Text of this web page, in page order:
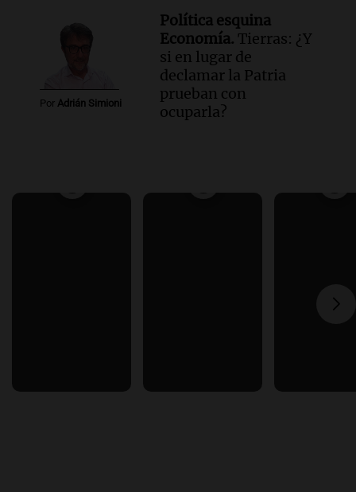
Por Adrián Simioni
Política esquina
Economía. Tierras: ¿Y
si en lugar de
declamar la Patria
prueban con
ocuparla?